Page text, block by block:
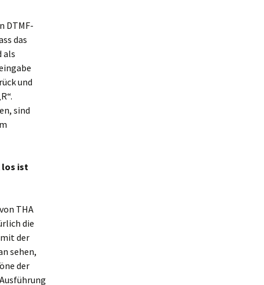
DTMF-
das
als
und
sind
los ist
THA
die
der
sehen,
der